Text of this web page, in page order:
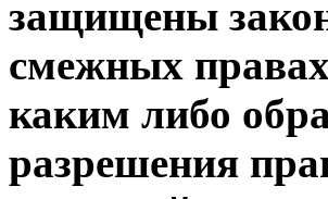
защищены
смежных
каким либо
разрешения